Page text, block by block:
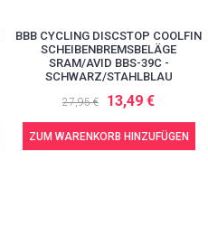
BBB CYCLING DISCSTOP COOLFIN
SCHEIBENBREMSBELÄGE
SRAM/AVID BBS-39C -
SCHWARZ/STAHLBLAU
27,95 € 13,49 €
ZUM WARENKORB HINZUFÜGEN